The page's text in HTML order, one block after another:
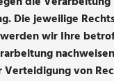
Die jeweilige
wir Ihre
von